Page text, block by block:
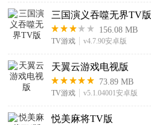
三国演义吞噬无界TV版
156.08 MB
TV游戏 v4.7.90安卓版
天翼云游戏电视版
73.89 MB
TV游戏 v5.1.04001安卓版
悦美麻将TV版